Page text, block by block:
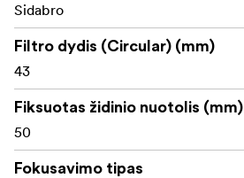
Sidabro
Filtro dydis (Circular) (mm)
43
Fiksuotas židinio nuotolis (mm)
50
Fokusavimo tipas